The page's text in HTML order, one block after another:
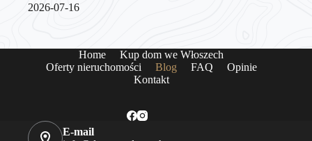
2026-07-16
Home
Kup dom we Włoszech
Oferty nieruchomości
Blog FAQ
Opinie
Kontakt
E-mail